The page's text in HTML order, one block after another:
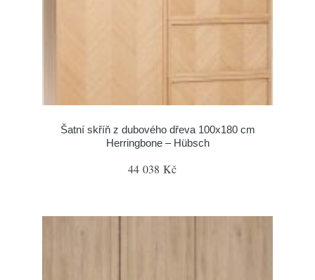
Šatní skříň z dubového dřeva 100x180 cm
Herringbone – Hübsch
44 038 Kč